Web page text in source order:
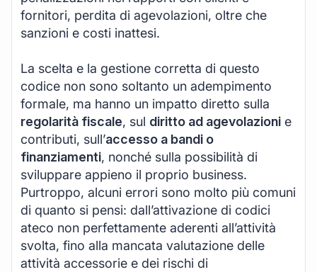
fornitori, perdita di agevolazioni, oltre che
sanzioni e costi inattesi.
La scelta e la gestione corretta di questo
codice non sono soltanto un adempimento
formale, ma hanno un impatto diretto sulla
regolarità fiscale, sul diritto ad agevolazioni e
contributi, sull’accesso a bandi o
finanziamenti, nonché sulla possibilità di
sviluppare appieno il proprio business.
Purtroppo, alcuni errori sono molto più comuni
di quanto si pensi: dall’attivazione di codici
ateco non perfettamente aderenti all’attività
svolta, fino alla mancata valutazione delle
attività accessorie e dei rischi di